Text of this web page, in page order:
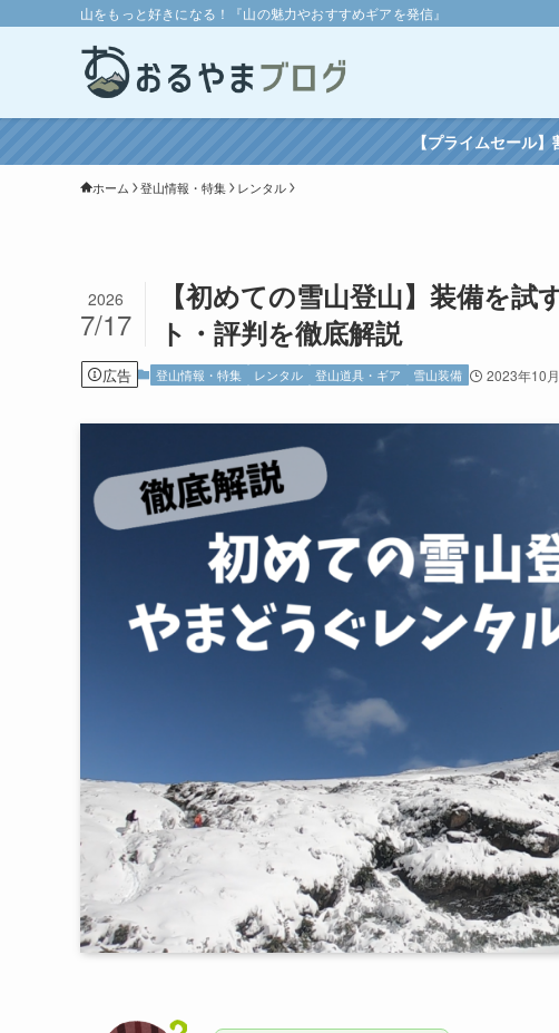
山をもっと好きになる！『山の魅力やおすすめギアを発信』
【プライムセール
ホーム 登山情報・特集 レンタル
【初めての雪山登山】装備を
ト・評判を徹底解説
2026
7/17
広告 登山情報・特集 レンタル 登山道具・ギア 雪山装備 2023年10